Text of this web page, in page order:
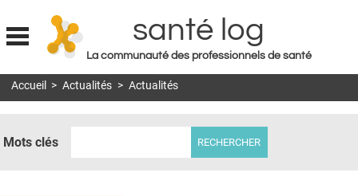
Jump to navigation
santé log
La communauté des professionnels de santé
MON COMPTE
Accueil > Actualités > Actualités
Mots clés